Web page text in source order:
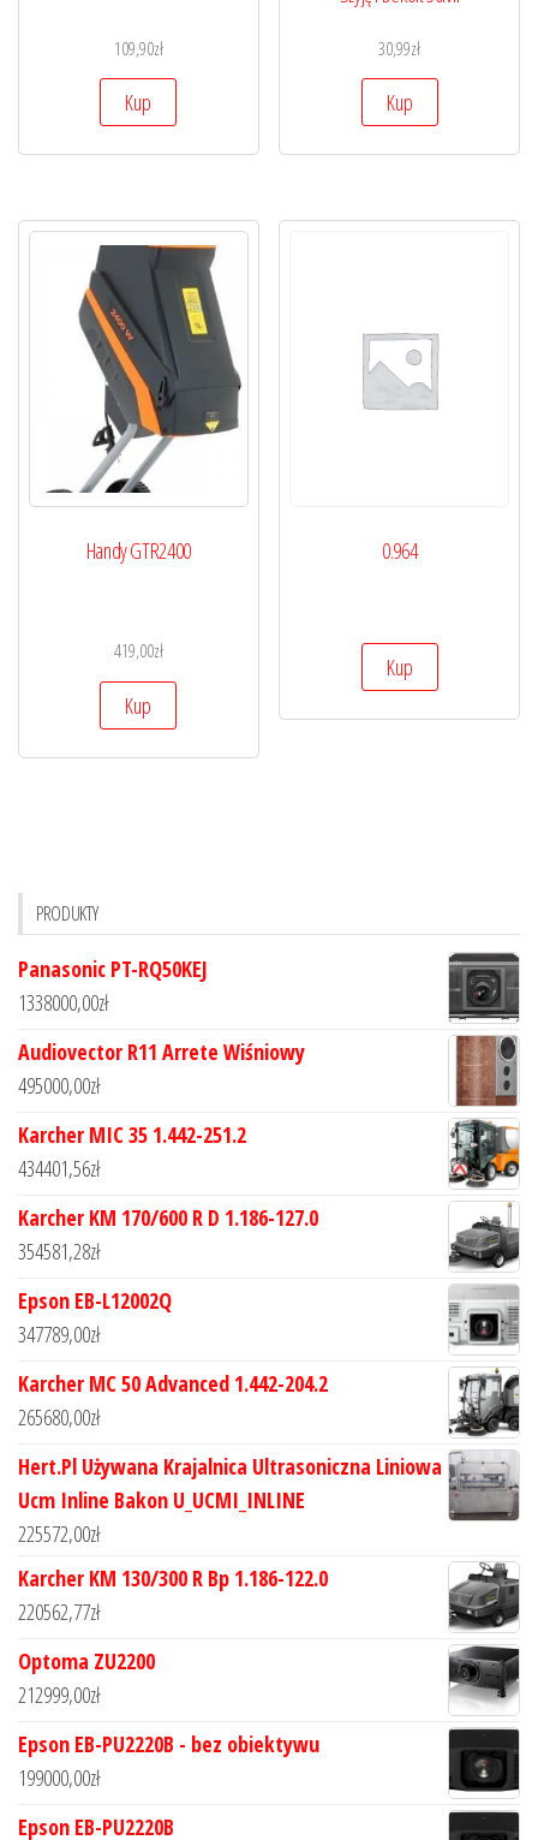
109,90zł
Kup
30,99zł
Kup
Handy GTR2400
419,00zł
Kup
0.964
Kup
PRODUKTY
Panasonic PT-RQ50KEJ
1338000,00zł
Audiovector R11 Arrete Wiśniowy
495000,00zł
Karcher MIC 35 1.442-251.2
434401,56zł
Karcher KM 170/600 R D 1.186-127.0
354581,28zł
Epson EB-L12002Q
347789,00zł
Karcher MC 50 Advanced 1.442-204.2
265680,00zł
Hert.Pl Używana Krajalnica Ultrasoniczna Liniowa
Ucm Inline Bakon U_UCMI_INLINE
225572,00zł
Karcher KM 130/300 R Bp 1.186-122.0
220562,77zł
Optoma ZU2200
212999,00zł
Epson EB-PU2220B - bez obiektywu
199000,00zł
Epson EB-PU2220B